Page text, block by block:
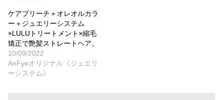
ケアブリーチ＋オレオルカラ
ー＋ジュエリーシステム
×LULUトリートメント×縮毛
矯正で艶髪ストレートヘア。
10/09/2022
AnFyeオリジナル《ジュエリ
ーシステム》